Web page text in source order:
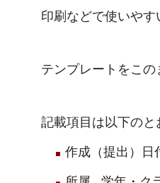
印刷などで使いやす
テンプレートをこ
記載項目は以下のと
作成（提出）日